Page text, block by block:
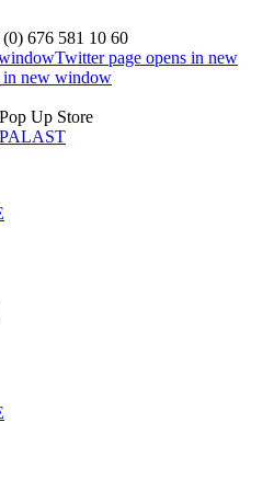
676 581 10 60
Twitter page opens in new
in new window
Up Store